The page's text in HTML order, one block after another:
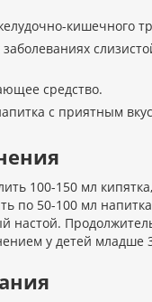
кишечного
средство.
с приятным
100-150 мл
по 50-100 мл
настой.
у детей младше